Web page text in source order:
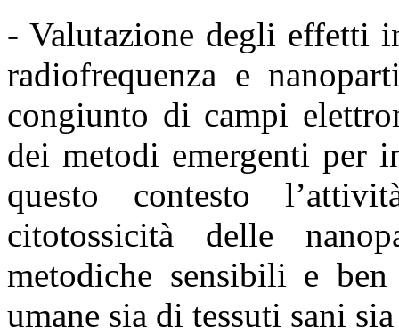
- Valutazione degli effetti
radiofrequenza e
congiunto di campi
dei metodi emergenti per
questo contesto
citotossicità delle
metodiche sensibili e
umane sia di tessuti sani